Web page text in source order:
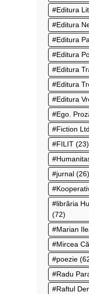
Editura
Editura
Editura
Editura
Editura
Editura
Editura
Ego.
Fiction Ltd
FILIT (23)
jurnal (26)
librăria
(72)
Marian
Mircea
poezie
Radu
Raftul